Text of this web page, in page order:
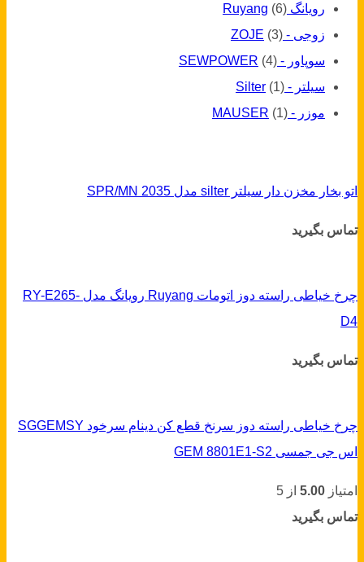
رویانگ Ruyang (6)
زوجی - ZOJE (3)
سوپاور - SEWPOWER (4)
سیلتر - Silter (1)
موزر - MAUSER (1)
اتو بخار مخزن دار سیلتر silter مدل SPR/MN 2035
تماس بگیرید
چرخ خیاطی راسته دوز اتومات Ruyang رویانگ مدل RY-E265-
D4
تماس بگیرید
چرخ خیاطی راسته دوز سرنخ قطع کن دینام سرخود SGGEMSY
اس جی جمسی GEM 8801E1-S2
امتیاز 5.00 از 5
تماس بگیرید